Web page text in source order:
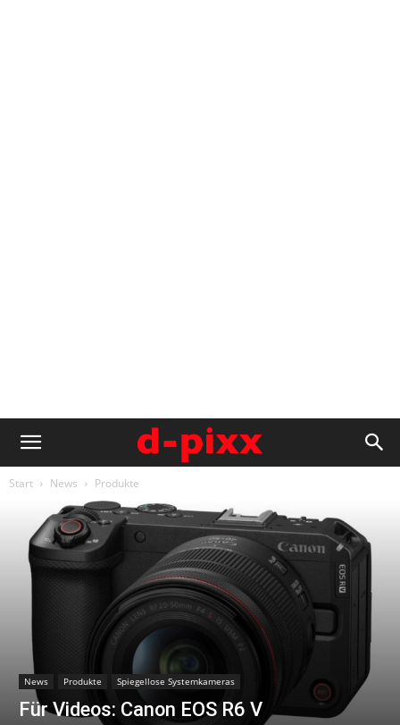
Start News Produkte
News Produkte Spiegellose Systemkameras
Für Videos: Canon EOS R6 V